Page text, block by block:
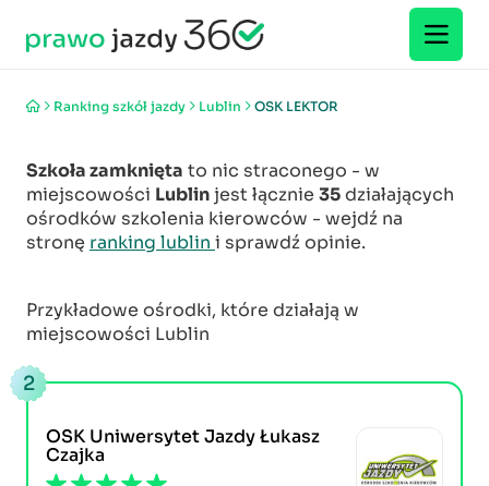
Ranking szkół jazdy Lublin OSK LEKTOR
Szkoła zamknięta to nic straconego - w
miejscowości Lublinjest łącznie 35działających
ośrodków szkolenia kierowców - wejdź na
stronę ranking lublin i sprawdź opinie.
Przykładowe ośrodki, które działają w
miejscowości Lublin
2
OSK Uniwersytet Jazdy Łukasz
Czajka